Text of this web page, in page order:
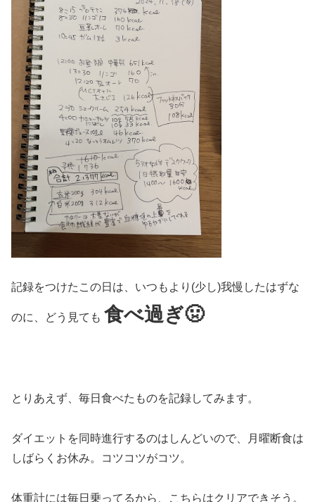
記録をつけたこの日は、いつもより(少し)我慢したはずな
のに、どう見ても 食べ過ぎ🤢
とりあえず、毎日食べたものを記録してみます。
ダイエットを同時進行するのはしんどいので、月曜断食は
しばらくお休み。コツコツがコツ。
体重計には毎日乗ってるから、こちらはクリアできそう。